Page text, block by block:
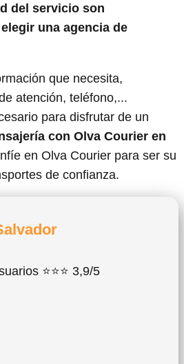
del servicio son
una agencia de
que necesita,
atención, teléfono,...
para disfrutar de un
con Olva Courier en
en Olva Courier para ser su
de confianza.
⭐⭐⭐ 3,9/5